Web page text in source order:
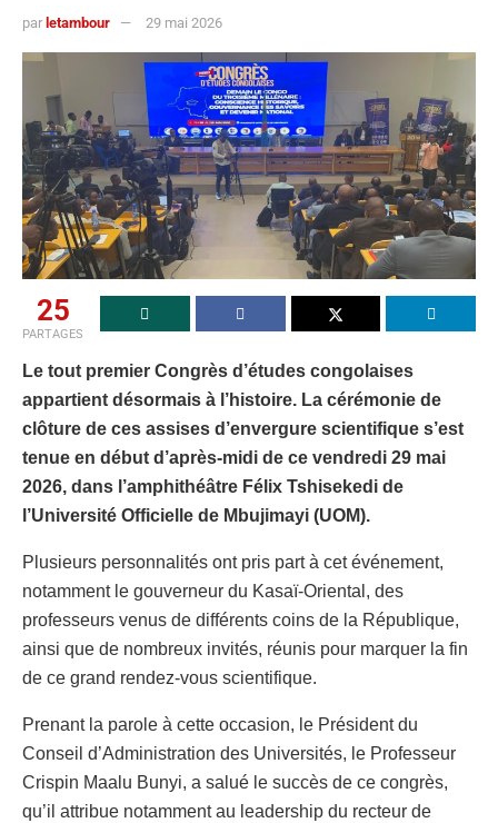
par letambour 29 mai 2026
25
PARTAGES
Le tout premier Congrès d’études congolaises
appartient désormais à l’histoire. La cérémonie de
clôture de ces assises d’envergure scientifique s’est
tenue en début d’après-midi de ce vendredi 29 mai
2026, dans l’amphithéâtre Félix Tshisekedi de
l’Université Officielle de Mbujimayi (UOM).
Plusieurs personnalités ont pris part à cet événement,
notamment le gouverneur du Kasaï-Oriental, des
professeurs venus de différents coins de la République,
ainsi que de nombreux invités, réunis pour marquer la fin
de ce grand rendez-vous scientifique.
Prenant la parole à cette occasion, le Président du
Conseil d’Administration des Universités, le Professeur
Crispin Maalu Bunyi, a salué le succès de ce congrès,
qu’il attribue notamment au leadership du recteur de